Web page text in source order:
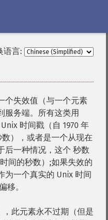
语言:
个失效值（与一个元素
服务端。所有这类用
时间戳（自 1970 年
），或者是一个从现在
后一种情况，这个 秒数
间的秒数）;如果失效的
为一个真实的 Unix 时间
移。
，此元素永不过期（但是